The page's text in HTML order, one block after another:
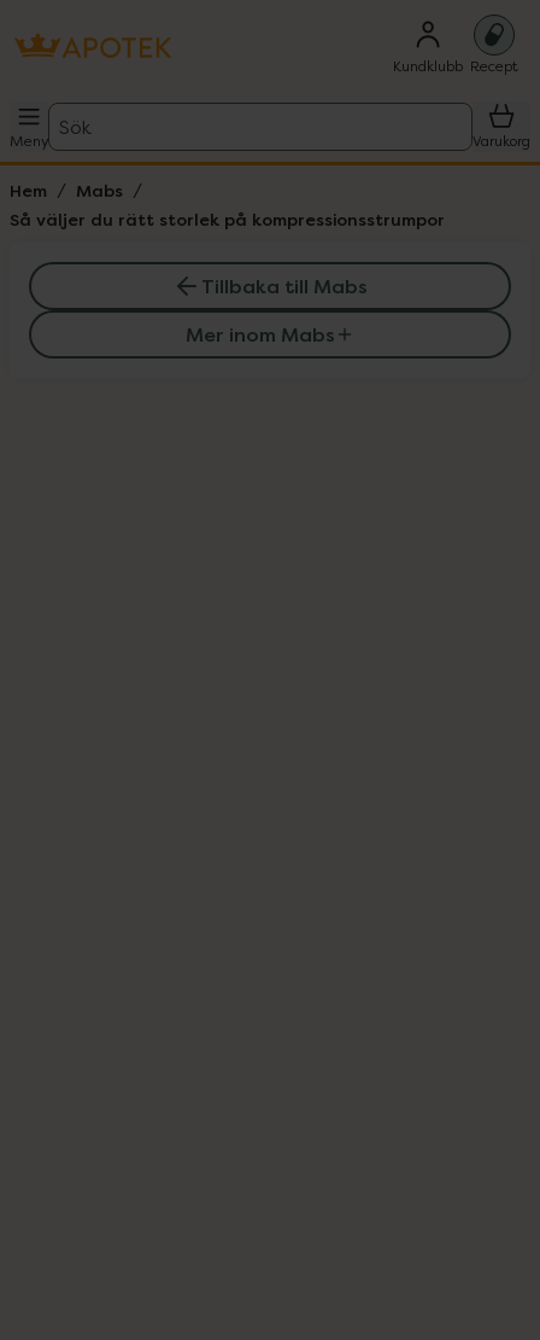
Kundklubb Recept
Meny
Sök
Varukorg
Hem
Mabs
Så väljer du rätt storlek på kompressionsstrumpor
Tillbaka till Mabs
Mer inom Mabs